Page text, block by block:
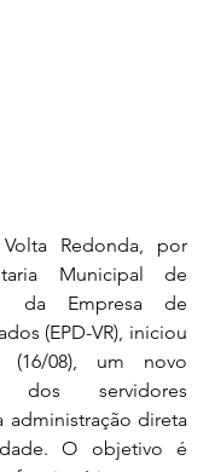
Redonda, por
Municipal de
da Empresa de
(EPD-VR), iniciou
(16/08), um novo
dos servidores
administração direta
O objetivo é